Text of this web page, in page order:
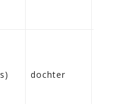
dochter